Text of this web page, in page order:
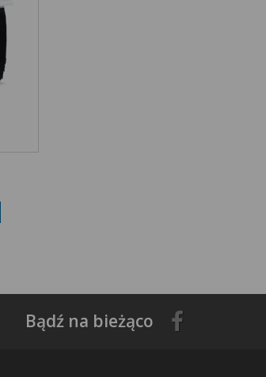
Bądź na bieżąco